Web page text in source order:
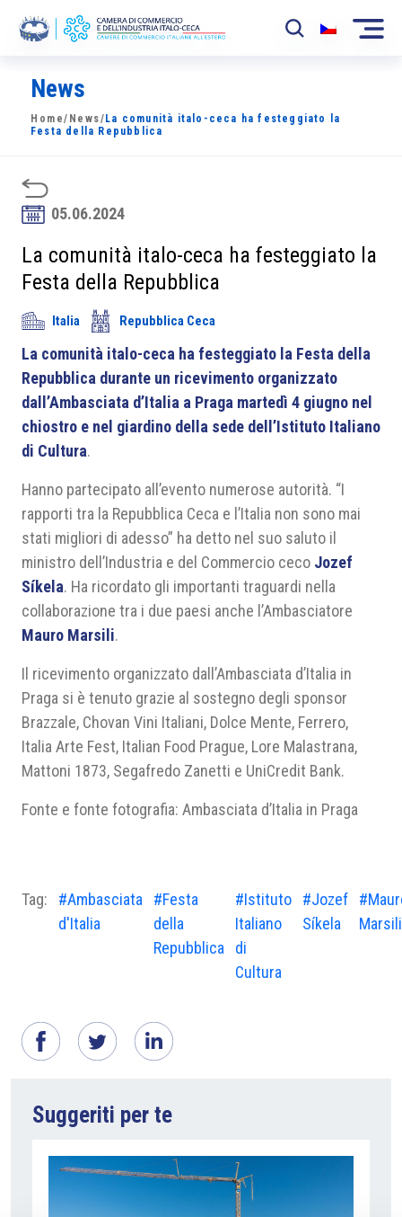
La Camera
News
Sviluppo Mercato
Soci
Partner
Progetti
Area riservata
News
Home/ News/ La comunità italo-ceca ha festeggiato la
Festa della Repubblica
05.06.2024
La comunità italo-ceca ha festeggiato la
Festa della Repubblica
Italia Repubblica Ceca
La comunità italo-ceca ha festeggiato la Festa della
Repubblica durante un ricevimento organizzato
dall’Ambasciata d’Italia a Praga martedì 4 giugno nel
chiostro e nel giardino della sede dell’Istituto Italiano
di Cultura.
Hanno partecipato all’evento numerose autorità. “I
rapporti tra la Repubblica Ceca e l’Italia non sono mai
stati migliori di adesso” ha detto nel suo saluto il
ministro dell’Industria e del Commercio ceco Jozef
Síkela. Ha ricordato gli importanti traguardi nella
collaborazione tra i due paesi anche l’Ambasciatore
Mauro Marsili.
Il ricevimento organizzato dall’Ambasciata d’Italia in
Praga si è tenuto grazie al sostegno degli sponsor
Brazzale, Chovan Vini Italiani, Dolce Mente, Ferrero,
Italia Arte Fest, Italian Food Prague, Lore Malastrana,
Mattoni 1873, Segafredo Zanetti e UniCredit Bank.
Fonte e fonte fotografia: Ambasciata d’Italia in Praga
Tag:
#Ambasciata
d'Italia
#Festa
della
Repubblica
#Istituto
Italiano
di
Cultura
#Jozef
Síkela
Marsili
Suggeriti per te